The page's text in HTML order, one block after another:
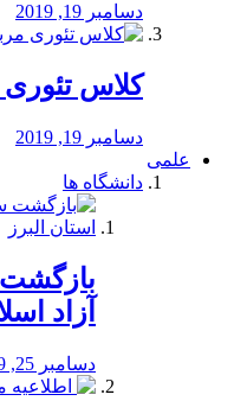
دسامبر 19, 2019
کلاس تئوری
دسامبر 19, 2019
علمی
دانشگاه ها
آزاد
دسامبر 25, 2019